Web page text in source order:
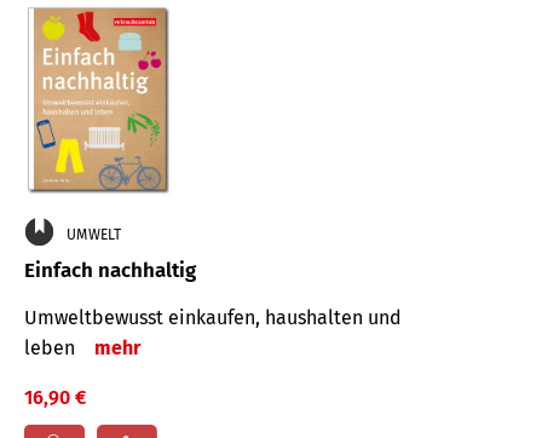
UMWELT
Einfach nachhaltig
Umweltbewusst einkaufen, haushalten und
leben
mehr
16,90 €